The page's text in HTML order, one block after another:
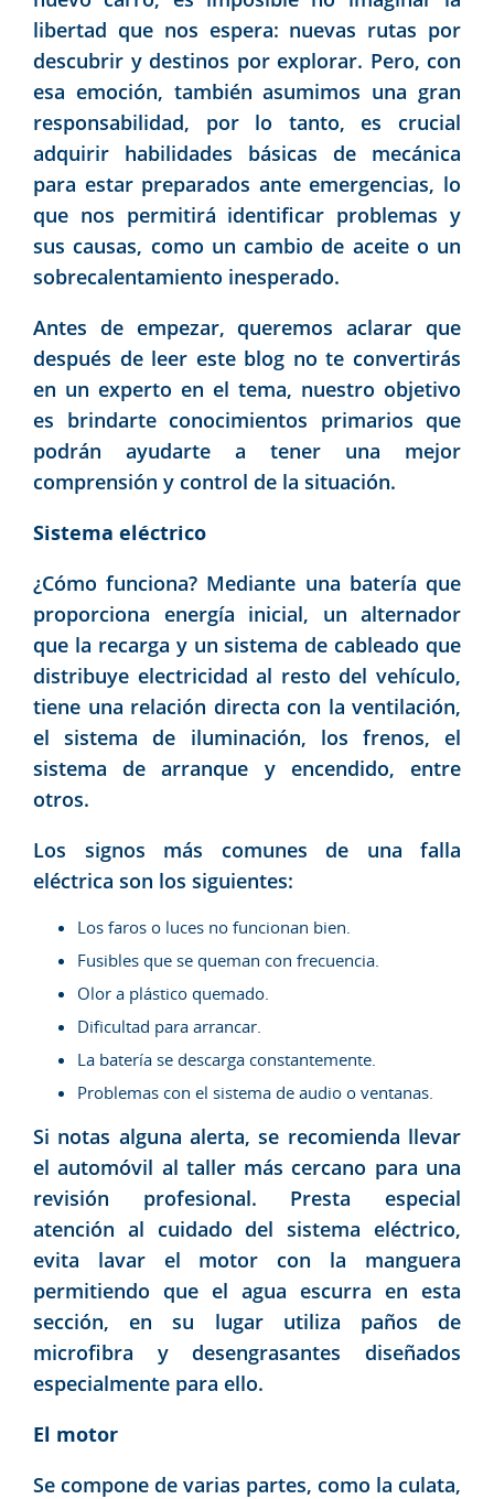
libertad que nos espera: nuevas rutas por
descubrir y destinos por explorar. Pero, con
esa emoción, también asumimos una gran
responsabilidad, por lo tanto, es crucial
adquirir habilidades básicas de mecánica
para estar preparados ante emergencias, lo
que nos permitirá identificar problemas y
sus causas, como un cambio de aceite o un
sobrecalentamiento inesperado.
Antes de empezar, queremos aclarar que
después de leer este blog no te convertirás
en un experto en el tema, nuestro objetivo
es brindarte conocimientos primarios que
podrán ayudarte a tener una mejor
comprensión y control de la situación.
Sistema eléctrico
¿Cómo funciona? Mediante una batería que
proporciona energía inicial, un alternador
que la recarga y un sistema de cableado que
distribuye electricidad al resto del vehículo,
tiene una relación directa con la ventilación,
el sistema de iluminación, los frenos, el
sistema de arranque y encendido, entre
otros.
Los signos más comunes de una falla
eléctrica son los siguientes:
Los faros o luces no funcionan bien.
Fusibles que se queman con frecuencia.
Olor a plástico quemado.
Dificultad para arrancar.
La batería se descarga constantemente.
Problemas con el sistema de audio o ventanas.
Si notas alguna alerta, se recomienda llevar
el automóvil al taller más cercano para una
revisión profesional. Presta especial
atención al cuidado del sistema eléctrico,
evita lavar el motor con la manguera
permitiendo que el agua escurra en esta
sección, en su lugar utiliza paños de
microfibra y desengrasantes diseñados
especialmente para ello.
El motor
Se compone de varias partes, como la culata,